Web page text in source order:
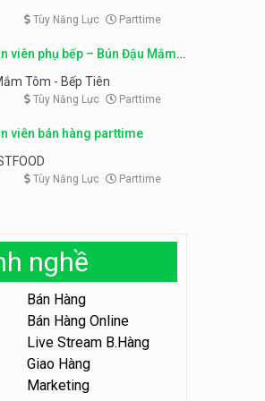
vụ, hỗ trợ ra đơn
Shop đồ ăn đêm Trang Béo
Tuyển nhân viên tiếp thực,
Nhà hàng Phủi Quán
Tuyển nhân viên phục vụ ca
Quán kem dừa
Tuyển nhân viên phụ bếp –
Tuyển nhân viên phụ quán ăn
– hỗ trợ ăn ở
Quán bánh đa cua
Tuyển nhân viên sale,
marketing
Công ty
Tùy Năng Lực Parttime
viên phụ bếp – Bún Đậu Mắm
TiênTôm - Bếp Tiên
Tùy Năng Lực Parttime
viên bán hàng parttime
Tùy Năng Lực Parttime
nghề
Bán Hàng
Bán Hàng Online
Live Stream B.Hàng
Giao Hàng
Marketing